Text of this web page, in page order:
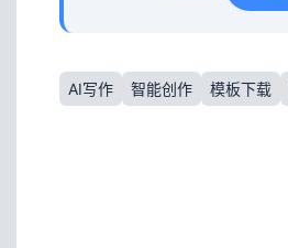
AI写作 智能创作 模板下载